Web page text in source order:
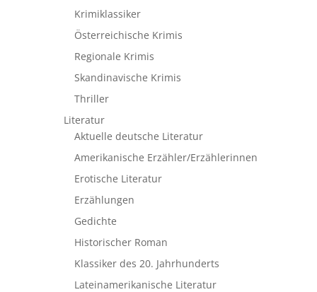
Krimiklassiker
Österreichische Krimis
Regionale Krimis
Skandinavische Krimis
Thriller
Literatur
Aktuelle deutsche Literatur
Amerikanische Erzähler/Erzählerinnen
Erotische Literatur
Erzählungen
Gedichte
Historischer Roman
Klassiker des 20. Jahrhunderts
Lateinamerikanische Literatur